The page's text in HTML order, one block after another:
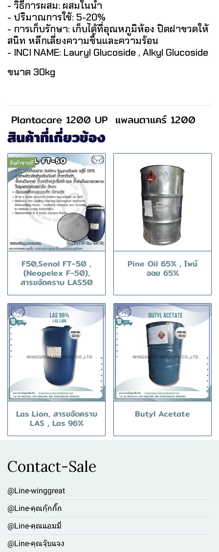
- วิธีการผสม: ผสมในน้ำ
- ปริมาณการใช้: 5-20%
- การเก็บรักษา: เก็บได้ที่อุณหภูมิห้อง ปิดฝาขวดให้
สนิท หลีกเลี่ยงความชื้นและความร้อน
- INCI NAME: Lauryl Glucoside , Alkyl Glucoside
ขนาด 30kg
Plantacare 1200 UP แพลนตาแคร์ 1200
สินค้าที่เกี่ยวข้อง
สินค้าขายดี
F50,Senol FT-50 ,
(Neopelex F-50),
สารขจัดคราบ LAS50
Pine Oil 65% , ไพน์
ออย 65%
Las Lion, สารขจัดคราบ
LAS , Las 96%
Butyl Acetate
Contact-Sale
@Line-winggreat
@Line-คุณกุ๊กกิ๊ก
@Line-คุณแอมมี่
@Line-คุณจุ๊บแจง